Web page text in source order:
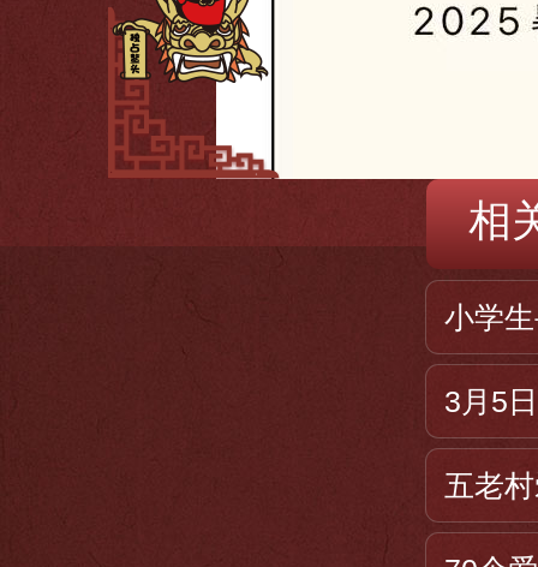
相
小学
3月5
五老